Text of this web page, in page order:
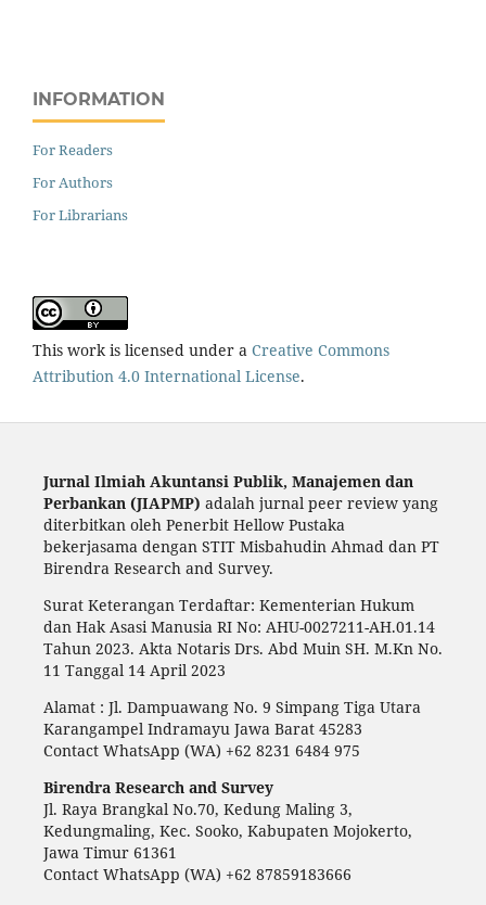
INFORMATION
For Readers
For Authors
For Librarians
This work is licensed under a Creative Commons
Attribution 4.0 International License.
Jurnal Ilmiah Akuntansi Publik, Manajemen dan
Perbankan (JIAPMP) adalah jurnal peer review yang
diterbitkan oleh Penerbit Hellow Pustaka
bekerjasama dengan STIT Misbahudin Ahmad dan PT
Birendra Research and Survey.
Surat Keterangan Terdaftar: Kementerian Hukum
dan Hak Asasi Manusia RI No: AHU-0027211-AH.01.14
Tahun 2023. Akta Notaris Drs. Abd Muin SH. M.Kn No.
11 Tanggal 14 April 2023
Alamat : Jl. Dampuawang No. 9 Simpang Tiga Utara
Karangampel Indramayu Jawa Barat 45283
Contact WhatsApp (WA) +62 8231 6484 975
Birendra Research and Survey
Jl. Raya Brangkal No.70, Kedung Maling 3,
Kedungmaling, Kec. Sooko, Kabupaten Mojokerto,
Jawa Timur 61361
Contact WhatsApp (WA) +62 87859183666